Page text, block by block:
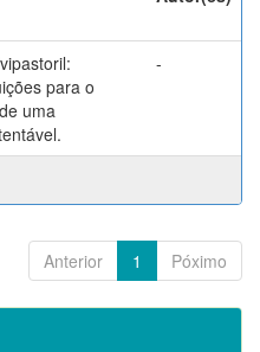
para o
uma
-
Anterior 1 Póximo